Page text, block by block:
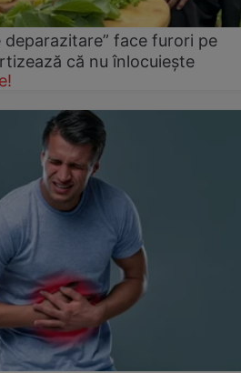
deparazitare” face furori pe
că nu înlocuiește